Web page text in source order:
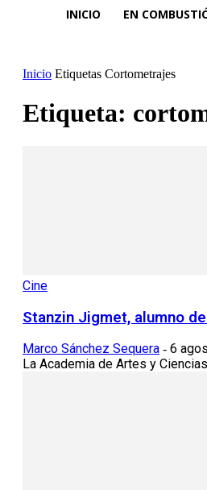
INICIO EN
Inicio Etiquetas Cortometrajes
Etiqueta:
Cine
Stanzin Jigmet, alumno
Marco Sánchez Sequera - 6
La Academia de Artes y